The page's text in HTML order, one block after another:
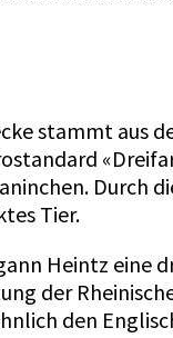
stammt aus
Durch
Tier.
Heintz eine
der
den